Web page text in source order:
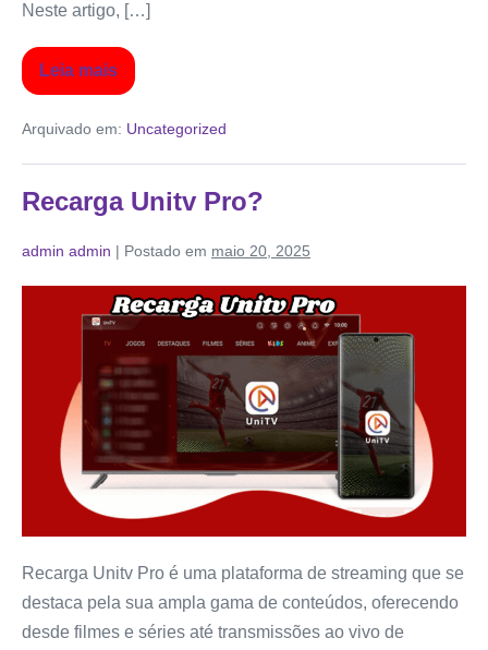
Neste artigo, […]
Leia mais
Arquivado em: Uncategorized
Recarga Unitv Pro?
admin admin | Postado em maio 20, 2025
Recarga Unitv Pro é uma plataforma de streaming que se
destaca pela sua ampla gama de conteúdos, oferecendo
desde filmes e séries até transmissões ao vivo de